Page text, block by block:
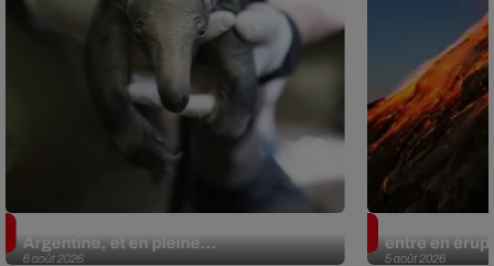
6 août 2026
Argentine, et en pleine...
5 août 2026
entre en